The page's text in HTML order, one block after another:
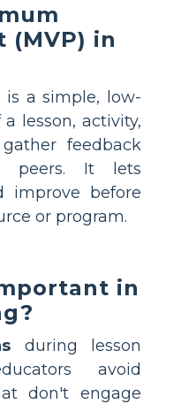
(MVP) in
is a simple, low-
lesson, activity,
feedback
peers. It lets
improve before
or program.
in
during lesson
avoid
don't engage